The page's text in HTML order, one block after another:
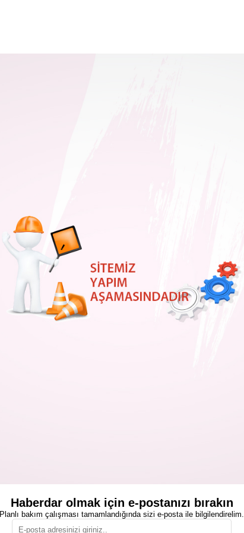
Haberdar olmak için e-postanızı bırakın
Planlı bakım çalışması tamamlandığında sizi e-posta ile bilgilendirelim.